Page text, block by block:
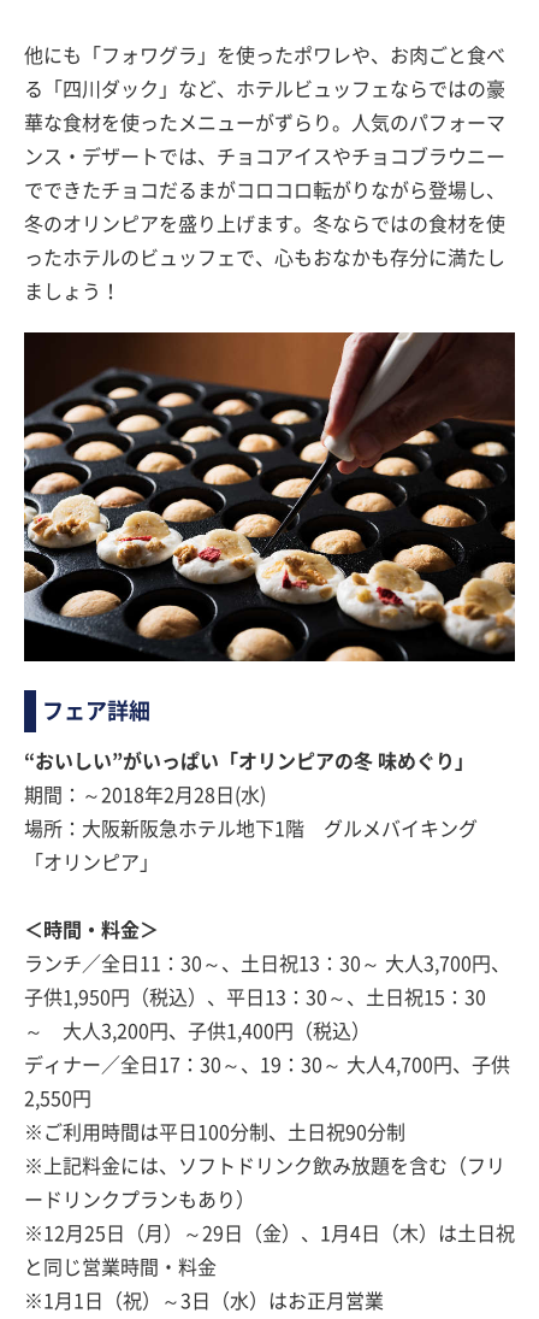
他にも「フォワグラ」を使ったポワレや、お肉ごと食べ
る「四川ダック」など、ホテルビュッフェならではの豪
華な食材を使ったメニューがずらり。人気のパフォーマ
ンス・デザートでは、チョコアイスやチョコブラウニー
でできたチョコだるまがコロコロ転がりながら登場し、
冬のオリンピアを盛り上げます。冬ならではの食材を使
ったホテルのビュッフェで、心もおなかも存分に満たし
ましょう！
フェア詳細
“おいしい”がいっぱい「オリンピアの冬 味めぐり」
期間：～2018年2月28日(水)
場所：大阪新阪急ホテル地下1階 グルメバイキング
「オリンピア」
＜時間・料金＞
ランチ／全日11：30～、土日祝13：30～ 大人3,700円、
子供1,950円（税込）、平日13：30～、土日祝15：30
～ 大人3,200円、子供1,400円（税込）
ディナー／全日17：30～、19：30～ 大人4,700円、子供
2,550円
※ご利用時間は平日100分制、土日祝90分制
※上記料金には、ソフトドリンク飲み放題を含む（フリ
ードリンクプランもあり）
※12月25日（月）～29日（金）、1月4日（木）は土日祝
と同じ営業時間・料金
※1月1日（祝）～3日（水）はお正月営業